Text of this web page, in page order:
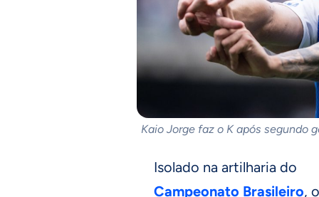
Kaio Jorge faz o K após segundo
Isolado na artilharia do
Campeonato Brasileiro, o